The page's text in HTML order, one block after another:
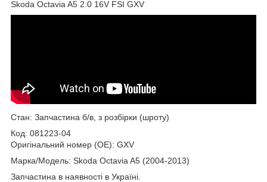
Skoda Octavia A5 2.0 16V FSI GXV
Стан: Запчастина б/в, з розбірки (шроту)
Код: 081223-04
Оригінальний номер (ОЕ): GXV
Марка/Модель: Skoda Octavia A5 (2004-2013)
Запчастина в наявності в Україні.